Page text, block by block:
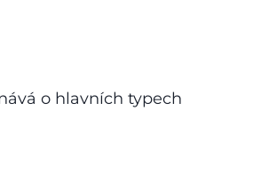
o hlavních typech